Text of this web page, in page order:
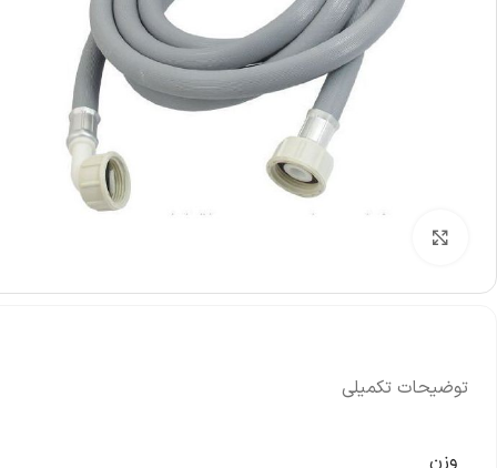
توضیحات تکمیلی
وزن
-2%
مگنت (کشنده) لباسشویی مدل QDYZ
1,230,000تومان
نمایش قیمت عمده